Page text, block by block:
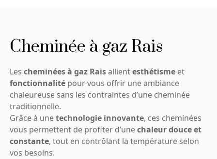
Cheminée à gaz Rais
Les cheminées à gaz Raisallientesthétisme et
fonctionnalité pour vous offrir une ambiance
chaleureuse sans les contraintes d’une cheminée
traditionnelle.
Grâce à unetechnologie innovante, ces cheminées
vous permettent de profiter d’unechaleur douce et
constante, tout en contrôlant la température selon
vos besoins.